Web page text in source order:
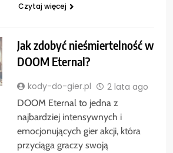
Czytaj więcej
Jak zdobyć nieśmiertelność w
DOOM Eternal?
kody-do-gier.pl 2 lata ago
DOOM Eternal to jedna z
najbardziej intensywnych i
emocjonujących gier akcji, która
przyciąga graczy swoją